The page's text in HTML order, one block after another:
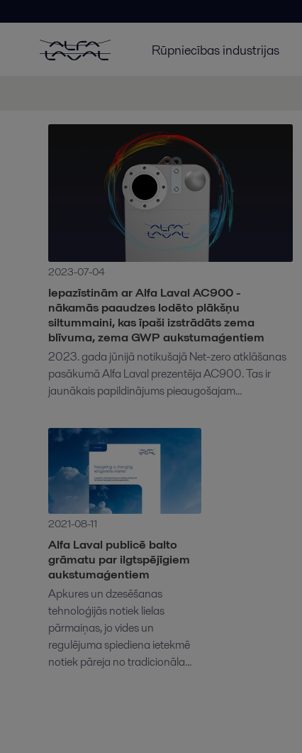
Rūpniecības industrijas
2023-07-04
Iepazīstinām ar Alfa Laval AC900 -
nākamās paaudzes lodēto plākšņu
siltummaini, kas īpaši izstrādāts zema
blīvuma, zema GWP aukstumaģentiem
2023. gada jūnijā notikušajā Net-zero atklāšanas
pasākumā Alfa Laval prezentēja AC900. Tas ir
jaunākais papildinājums pieaugošajam...
2021-08-11
Alfa Laval publicē balto
grāmatu par ilgtspējīgiem
aukstumaģentiem
Apkures un dzesēšanas
tehnoloģijās notiek lielas
pārmaiņas, jo vides un
regulējuma spiediena ietekmē
notiek pāreja no tradicionāla...